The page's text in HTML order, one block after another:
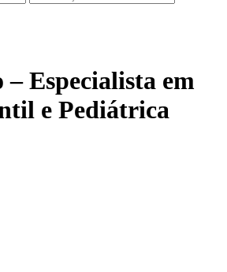
Especialista em
e Pediátrica